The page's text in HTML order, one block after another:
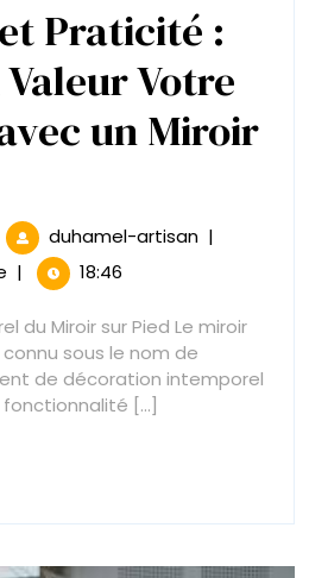
Praticité :
Votre
un Miroir
duhamel-artisanÉlégance
Mettez
Valeur
Miroir
|
| 18:46
du Miroir sur Pied Le miroir
sous le nom de
de décoration intemporel
[...]